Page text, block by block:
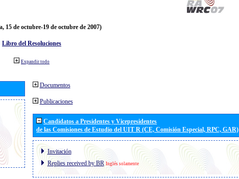
15 de octubre-19 de octubre de 2007)
Libro del Resoluciones
Expandir todo
Documentos
Publicaciones
Candidatos a Presidentes y Vicepresidentes
de las Comisiones de Estudio del UIT R (CE, Comisión Especial, RPC, GAR)
Invitación
Replies received by BR Inglés solamente